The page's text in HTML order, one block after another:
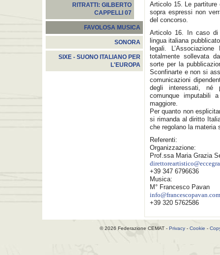
RITRATTI: GILBERTO
CAPPELLI 07
FAVOLOSA MUSICA
SONORA
SIXE - SUONO ITALIANO PER
L'EUROPA
Articolo 15. Le partiture
sopra espressi non
del concorso.
Articolo 16. In caso di
lingua italiana
legali.
totalmente sollevata
sorte per la
Sconfinarte e non si
comunicazioni
degli interessati, né
comunque
maggiore.
Per quanto non
si rimanda al diritto
che regolano la materia
Referenti:
Organizzazione:
Prof.ssa Maria Grazia
+39 347 6796636
Musica:
M° Francesco Pavan
info@francescopavan.com
+39 320 5762586
© 2026 Federazione CEMAT - Privacy - Cookie -